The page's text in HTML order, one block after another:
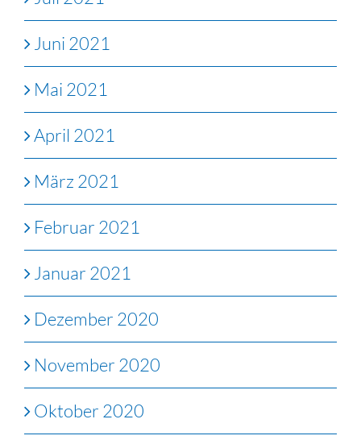
Juni 2021
Mai 2021
April 2021
März 2021
Februar 2021
Januar 2021
Dezember 2020
November 2020
Oktober 2020